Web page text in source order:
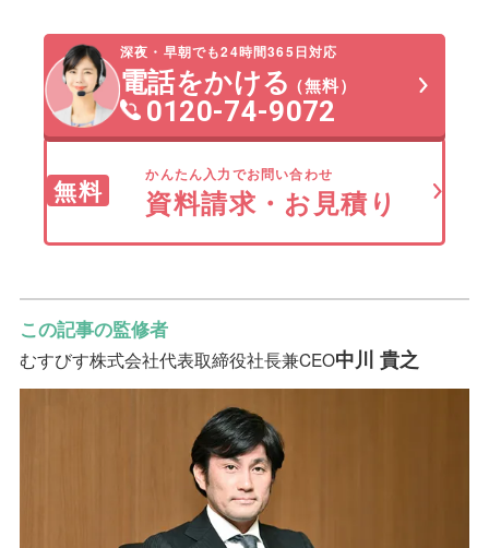
を基準に考えることが適切です。
場合には、連名として記載することも可能
です。 どこまで記入するかは、後日の連
絡や管理のしやすさを基準に判断すると整
体に問題はありません。 ただし、親族の
みの葬儀や家族葬では、あらためて記帳を
求めない運営が行われることもあります。
誰が参列したかを事前に把握できている場
合には、芳名帳を設けない判断が取られる
ためです。 親族が記入するかどうかは、
葬儀の形式や受付の有無に応じて判断する
深夜・早朝でも24時間365日対応
電話をかける（無料）
0120-74-9072
無料
かんたん入力でお問い合わせ
資料請求・お見積り
この記事の監修者
むすびす株式会社代表取締役社長兼CEO中川 貴之